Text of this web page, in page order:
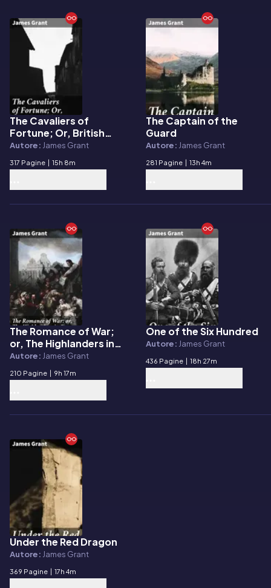
E-book
The Cavaliers of
Fortune; Or, British
Heroes in Foreign Wars
Autore: James Grant
317 Pagine | 15h 8m
E-book
The Captain of the
Guard
Autore: James Grant
281 Pagine | 13h 4m
E-book
The Romance of War;
or, The Highlanders in
France and Belgium, A
Sequel to the
Highlanders in Spain
Autore: James Grant
210 Pagine | 9h 17m
E-book
One of the Six Hundred
Autore: James Grant
436 Pagine | 18h 27m
E-book
Under the Red Dragon
Autore: James Grant
369 Pagine | 17h 4m